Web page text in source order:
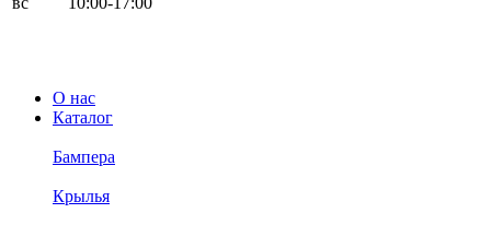
О нас
Каталог
Бампера
Крылья